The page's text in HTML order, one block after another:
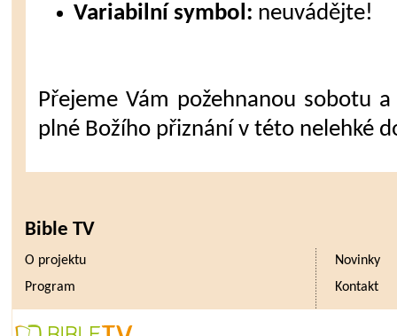
Variabilní symbol: neuvádějte!
Přejeme Vám požehnanou sobotu
plné Božího přiznání v této nelehké
Bible TV
O projektu
Novinky
Program
Kontakt